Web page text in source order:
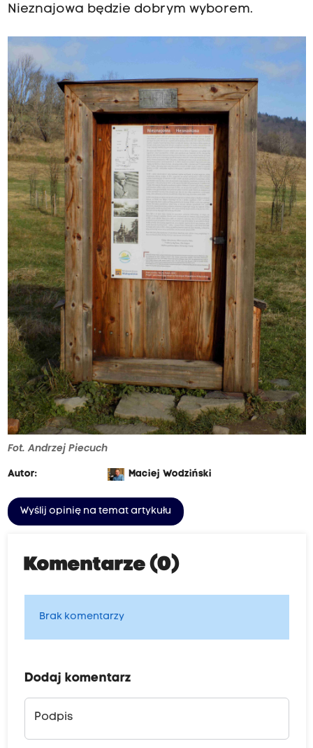
Nieznajowa będzie dobrym wyborem.
Fot. Andrzej Piecuch
Autor: Maciej Wodziński
Wyślij opinię na temat artykułu
Komentarze (0)
Brak komentarzy
Dodaj komentarz
Podpis